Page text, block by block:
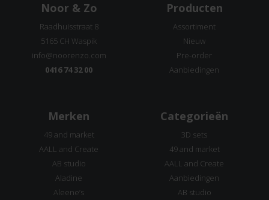
Noor & Zo
Raadhuisstraat 8
5165 CH Waspik
info@noorenzo.com
0416 74 32 00
Producten
Assortiment
Nieuw
Pre-order
Aanbiedingen
Merken
49 and market
AALL and Create
AB studio
Aladine
Aleene’s
Categorieën
3D sets
49 and market
AALL and Create
Aanbiedingen
AB studio